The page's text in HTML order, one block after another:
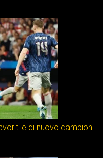
e di nuovo campioni